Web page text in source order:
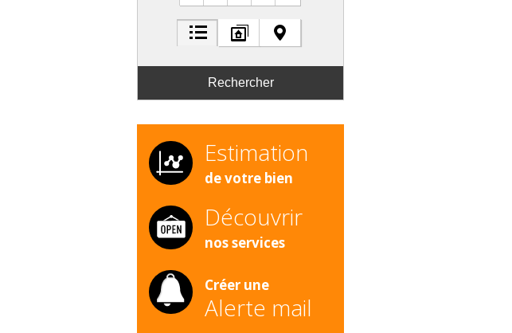
Estimation
de votre bien
Découvrir
nos services
Créer une
Alerte mail